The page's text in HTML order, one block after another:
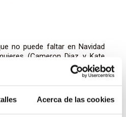
Acerca de las cookies
no puede faltar en Navidad
(Cameron Diaz y Kate
través de internet y deciden
las vacaciones navideñas.
escuchar dos acentos muy
americano.